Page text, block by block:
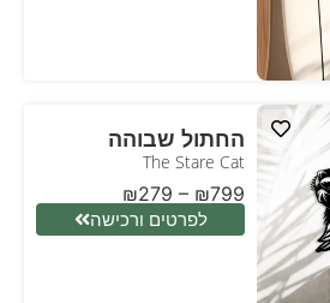
החתול שבוהה
The Stare Cat
₪279 – ₪799
לפרטים ורכישה